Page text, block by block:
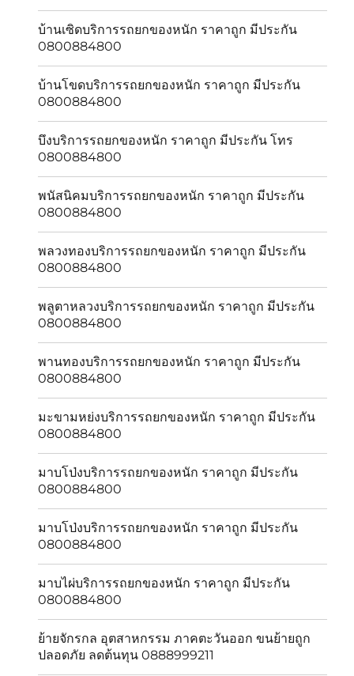
บ้านเซิดบริการรถยกของหนัก ราคาถูก มีประกัน
0800884800
บ้านโขดบริการรถยกของหนัก ราคาถูก มีประกัน
0800884800
บึงบริการรถยกของหนัก ราคาถูก มีประกัน โทร
0800884800
พนัสนิคมบริการรถยกของหนัก ราคาถูก มีประกัน
0800884800
พลวงทองบริการรถยกของหนัก ราคาถูก มีประกัน
0800884800
พลูตาหลวงบริการรถยกของหนัก ราคาถูก มีประกัน
0800884800
พานทองบริการรถยกของหนัก ราคาถูก มีประกัน
0800884800
มะขามหย่งบริการรถยกของหนัก ราคาถูก มีประกัน
0800884800
มาบโป่งบริการรถยกของหนัก ราคาถูก มีประกัน
0800884800
มาบโป่งบริการรถยกของหนัก ราคาถูก มีประกัน
0800884800
มาบไผ่บริการรถยกของหนัก ราคาถูก มีประกัน
0800884800
ย้ายจักรกล อุตสาหกรรม ภาคตะวันออก ขนย้ายถูก
ปลอดภัย ลดต้นทุน 0888999211